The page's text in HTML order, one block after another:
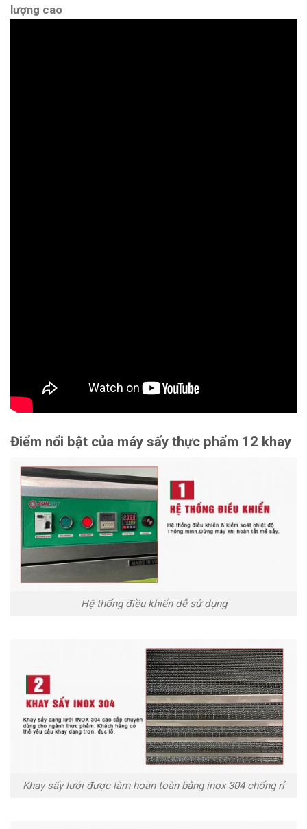
lượng cao
Điểm nổi bật của máy sấy thực phẩm 12 khay
Hệ thống điều khiển dễ sử dụng
Khay sấy lưới được làm hoàn toàn bằng inox 304 chống rỉ